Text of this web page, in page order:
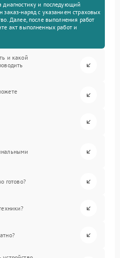
диагностику и последующий
заказ-наряд с указанием страховых
Далее, после выполнения работ
акт выполненных работ и
и какой
готово?